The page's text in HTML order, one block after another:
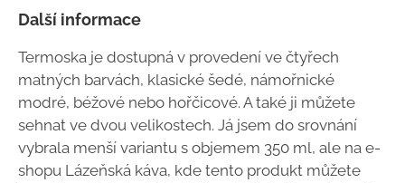
Další informace
Termoska je dostupná v provedení ve čtyřech
matných barvách, klasické šedé, námořnické
modré, béžové nebo hořčicové. A také ji můžete
sehnat ve dvou velikostech. Já jsem do srovnání
vybrala menší variantu s objemem 350 ml, ale na e-
shopu Lázeňská káva, kde tento produkt můžete